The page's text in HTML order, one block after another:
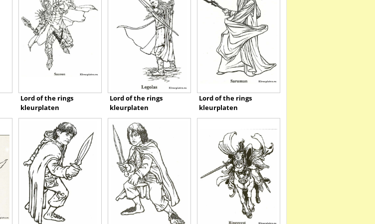
Lord of the rings
kleurplaten
Lord of the rings
kleurplaten
Lord of the rings
kleurplaten